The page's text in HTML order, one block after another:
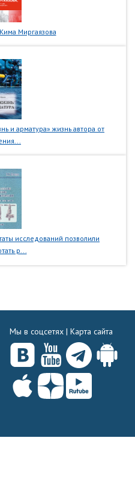
Миргаязова
и арматура» жизнь автора от
исследований позволили
р...
Мы в соцсетях | Карта сайта